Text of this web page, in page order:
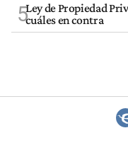
5Ley de Propiedad
cuáles en contra